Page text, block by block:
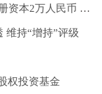
五华区铭珍珠宝店（个体工商户）成立 注册资本2万人民币 聚看点
维持“增持”评级
权投资基金